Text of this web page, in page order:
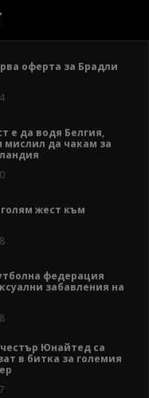
оферта за Брадли
е да водя Белгия,
мислил да чакам за
жест към
федерация
забавления на
Юнайтед са
в битка за големия